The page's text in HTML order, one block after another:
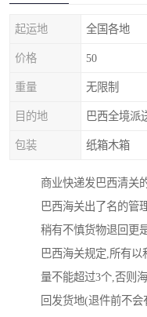
起运地 全国各地
价格 50
重量 无限制
目的地 巴西全境派
包装 纸箱木箱
商业快递发巴西清关
巴西海关出了名的管
稍有不慎货物退回更
巴西海关规定,所有
量不能超过3个,否则
回发货地(退件前不